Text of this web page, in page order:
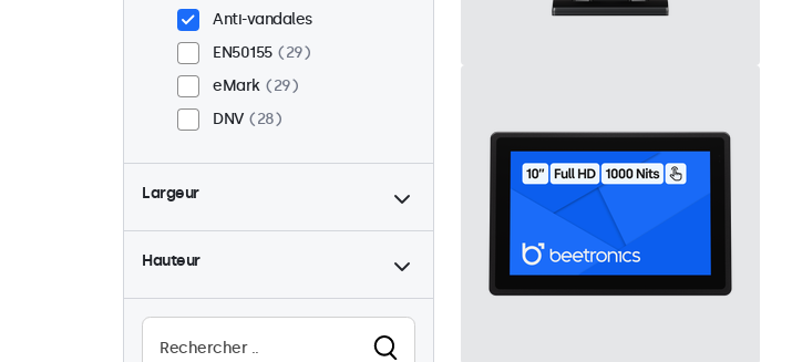
Anti-vandales
EN50155
29
eMark
29
DNV
28
Largeur
Hauteur